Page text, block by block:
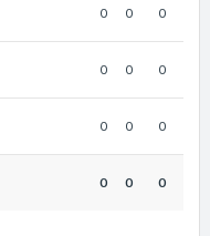
0 0 0
0 0 0
0 0 0
0 0 0